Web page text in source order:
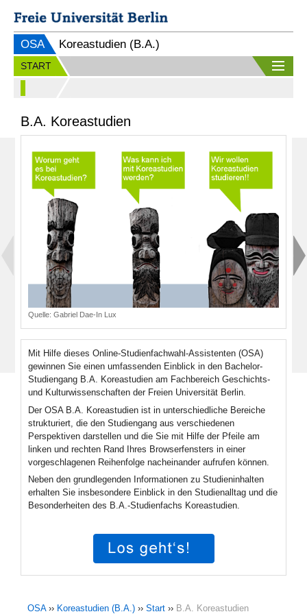
OSA Koreastudien (B.A.)
START
B.A. Koreastudien
Quelle: Gabriel Dae-In Lux
Mit Hilfe dieses Online-Studienfachwahl-Assistenten (OSA)
gewinnen Sie einen umfassenden Einblick in den Bachelor-
Studiengang B.A. Koreastudien am Fachbereich Geschichts-
und Kulturwissenschaften der Freien Universität Berlin.
Der OSA B.A. Koreastudien ist in unterschiedliche Bereiche
strukturiert, die den Studiengang aus verschiedenen
Perspektiven darstellen und die Sie mit Hilfe der Pfeile am
linken und rechten Rand Ihres Browserfensters in einer
vorgeschlagenen Reihenfolge nacheinander aufrufen können.
Neben den grundlegenden Informationen zu Studieninhalten
erhalten Sie insbesondere Einblick in den Studienalltag und die
Besonderheiten des B.A.-Studienfachs Koreastudien.
OSA›› Koreastudien (B.A.) ›› Start ›› B.A. Koreastudien